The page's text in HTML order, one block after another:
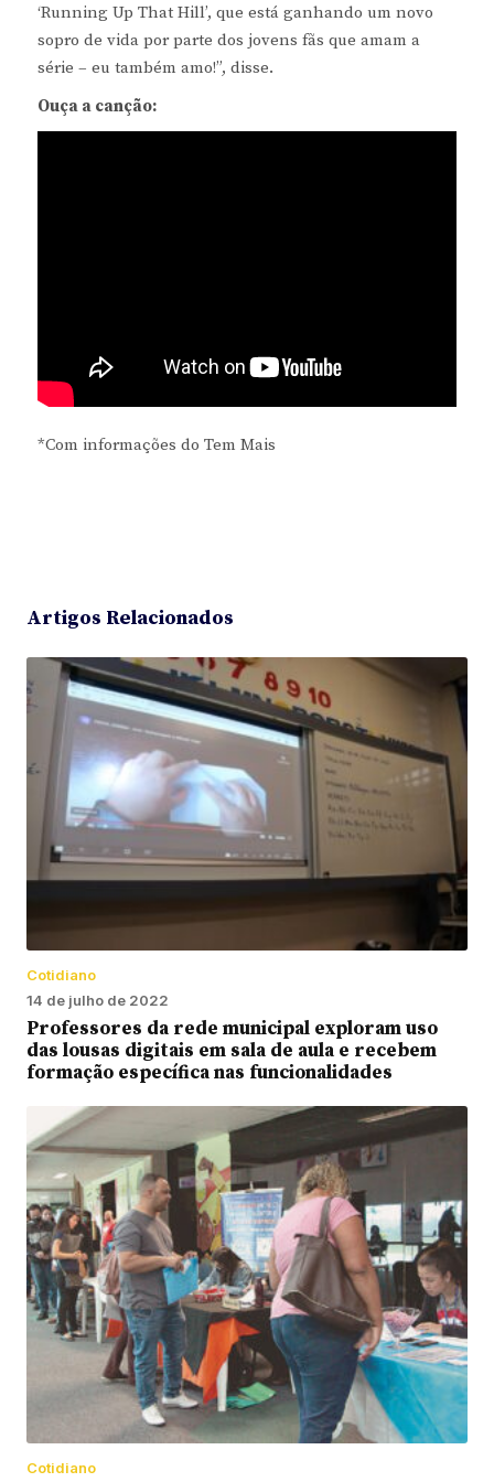
‘Running Up That Hill’, que está ganhando um novo
sopro de vida por parte dos jovens fãs que amam a
série – eu também amo!”, disse.
Ouça a canção:
*Com informações do Tem Mais
Artigos Relacionados
Cotidiano
14 de julho de 2022
Professores da rede municipal exploram uso
das lousas digitais em sala de aula e recebem
formação específica nas funcionalidades
Cotidiano